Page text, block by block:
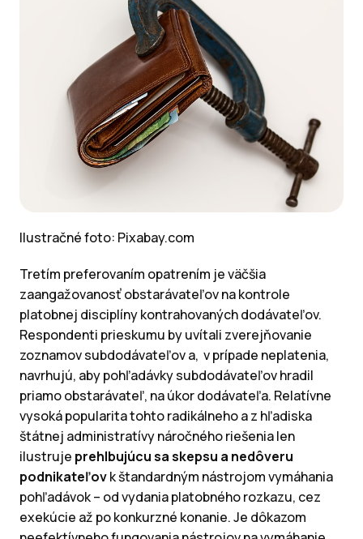
Ilustračné foto: Pixabay.com
Tretím preferovaním opatrením je väčšia
zaangažovanosť obstarávateľov na kontrole
platobnej disciplíny kontrahovaných dodávateľov.
Respondenti prieskumu by uvítali zverejňovanie
zoznamov subdodávateľov a, v prípade neplatenia,
navrhujú, aby pohľadávky subdodávateľov hradil
priamo obstarávateľ, na úkor dodávateľa. Relatívne
vysoká popularita tohto radikálneho a z hľadiska
štátnej administratívy náročného riešenia len
ilustruje prehlbujúcu sa skepsu a nedôveru
podnikateľovk štandardným nástrojom vymáhania
pohľadávok – od vydania platobného rozkazu, cez
exekúcie až po konkurzné konanie. Je dôkazom